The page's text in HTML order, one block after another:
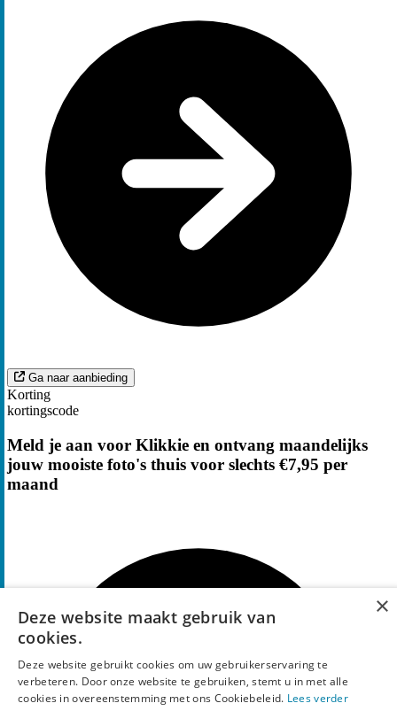
Ga naar aanbieding
Korting
kortingscode
Meld je aan voor Klikkie en ontvang maandelijks
jouw mooiste foto's thuis voor slechts €7,95 per
maand
×
Deze website maakt gebruik van
cookies.
Deze website gebruikt cookies om uw gebruikerservaring te
verbeteren. Door onze website te gebruiken, stemt u in met alle
cookies in overeenstemming met ons Cookiebeleid. Lees verder